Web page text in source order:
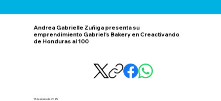
Andrea Gabrielle Zuñiga presenta su
emprendimiento Gabriel's Bakery en Creactivando
de Honduras al 100
13 de enero de 2025